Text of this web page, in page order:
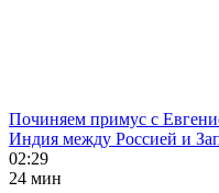
Починяем примус с
Индия между Россией и
02:29
24 мин